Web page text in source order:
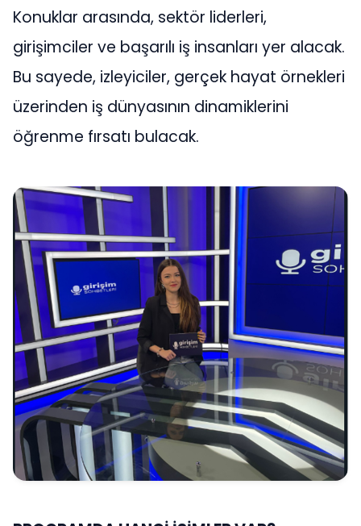
Konuklar arasında, sektör liderleri,
girişimciler ve başarılı iş insanları yer alacak.
Bu sayede, izleyiciler, gerçek hayat örnekleri
üzerinden iş dünyasının dinamiklerini
öğrenme fırsatı bulacak.